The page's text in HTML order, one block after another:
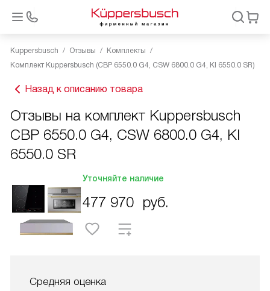
Kuppersbusch Отзывы
Комплекты
Комплект Kuppersbusch (CBP 6550.0 G4, CSW 6800.0 G4, KI 6550.0 SR)
Назад к описанию товара
Отзывы на комплект Kuppersbusch
CBP 6550.0 G4, CSW 6800.0 G4, KI
6550.0 SR
Уточняйте наличие
477 970 руб.
Средняя оценка